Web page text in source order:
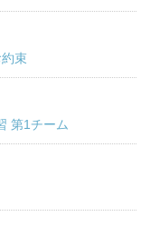
束
第1チーム